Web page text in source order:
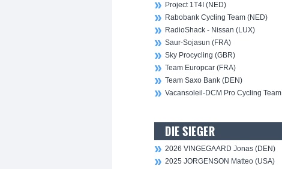
Project 1T4I (NED)
Rabobank Cycling Team (NED)
RadioShack - Nissan (LUX)
Saur-Sojasun (FRA)
Sky Procycling (GBR)
Team Europcar (FRA)
Team Saxo Bank (DEN)
Vacansoleil-DCM Pro Cycling
DIE SIEGER
2026 VINGEGAARD Jonas (DEN)
2025 JORGENSON Matteo (USA)